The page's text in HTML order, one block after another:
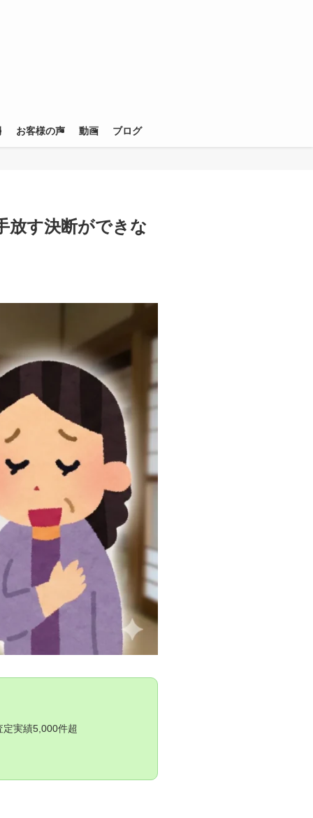
お客様の声 動画 ブログ
放す決断ができな
実績5,000件超